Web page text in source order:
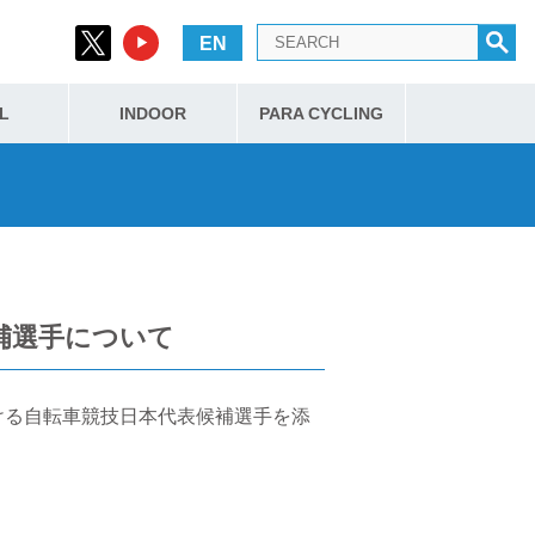
EN
INDOOR PARA CYCLING
選手について
自転車競技日本代表候補選手を添